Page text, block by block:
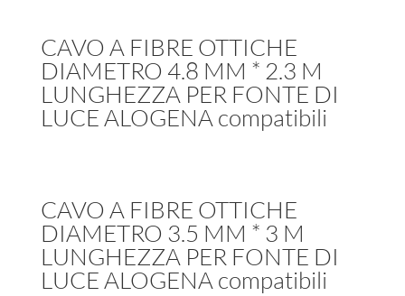
CAVO A FIBRE OTTICHE
DIAMETRO 4.8 MM * 2.3 M
LUNGHEZZA PER FONTE DI
LUCE ALOGENA compatibili
CAVO A FIBRE OTTICHE
DIAMETRO 3.5 MM * 3 M
LUNGHEZZA PER FONTE DI
LUCE ALOGENA compatibili